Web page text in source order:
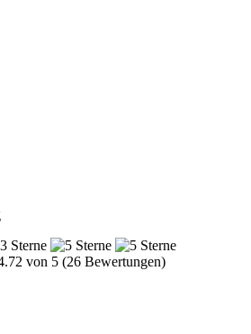
von 5 (26 Bewertungen)